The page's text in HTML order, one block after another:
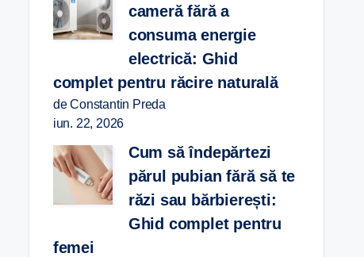
cameră fără a
consuma energie
electrică: Ghid
complet pentru răcire naturală
de Constantin Preda
iun. 22, 2026
Cum să îndepărtezi
părul pubian fără să te
răzi sau bărbierești:
Ghid complet pentru
femei